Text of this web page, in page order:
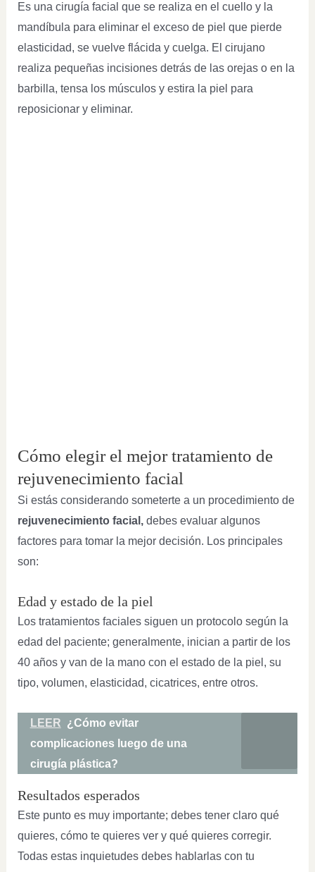
Es una cirugía facial que se realiza en el cuello y la
mandíbula para eliminar el exceso de piel que pierde
elasticidad, se vuelve flácida y cuelga. El cirujano
realiza pequeñas incisiones detrás de las orejas o en la
barbilla, tensa los músculos y estira la piel para
reposicionar y eliminar.
Cómo elegir el mejor tratamiento de
rejuvenecimiento facial
Si estás considerando someterte a un procedimiento de
rejuvenecimiento facial,debes evaluar algunos
factores para tomar la mejor decisión. Los principales
son:
Edad y estado de la piel
Los tratamientos faciales siguen un protocolo según la
edad del paciente; generalmente, inician a partir de los
40 años y van de la mano con el estado de la piel, su
tipo, volumen, elasticidad, cicatrices, entre otros.
LEER ¿Cómo evitar
complicaciones luego de una
cirugía plástica?
Resultados esperados
Este punto es muy importante; debes tener claro qué
quieres, cómo te quieres ver y qué quieres corregir.
Todas estas inquietudes debes hablarlas con tu